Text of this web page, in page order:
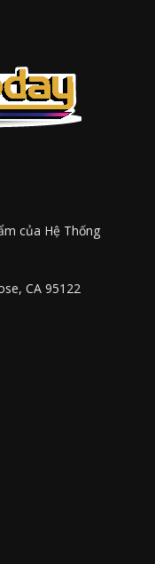
của Hệ Thống
CA 95122